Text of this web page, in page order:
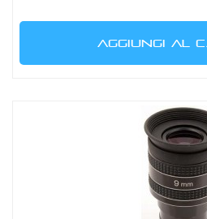
AGGIUNGI AL